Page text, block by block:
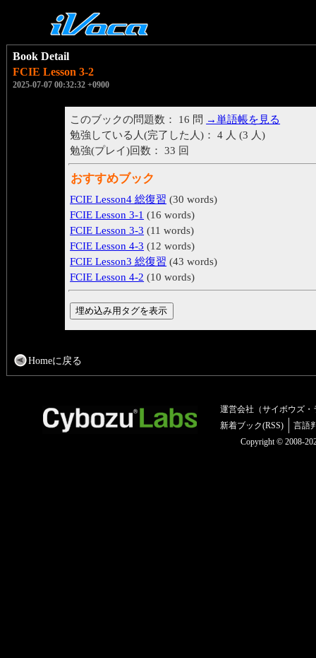
Book Detail
FCIE Lesson 3-2
2025-07-07 00:32:32 +0900
このブックの問題数： 16 問 →単語帳を見る
勉強している人(完了した人)： 4 人 (3 人)
勉強(プレイ)回数： 33 回
おすすめブック
FCIE Lesson4 総復習 (30 words)
FCIE Lesson 3-1 (16 words)
FCIE Lesson 3-3 (11 words)
FCIE Lesson 4-3 (12 words)
FCIE Lesson3 総復習 (43 words)
FCIE Lesson 4-2 (10 words)
Homeに戻る
運営会社（サイボウズ・
新着ブック(RSS)
言語
Copyright © 2008-